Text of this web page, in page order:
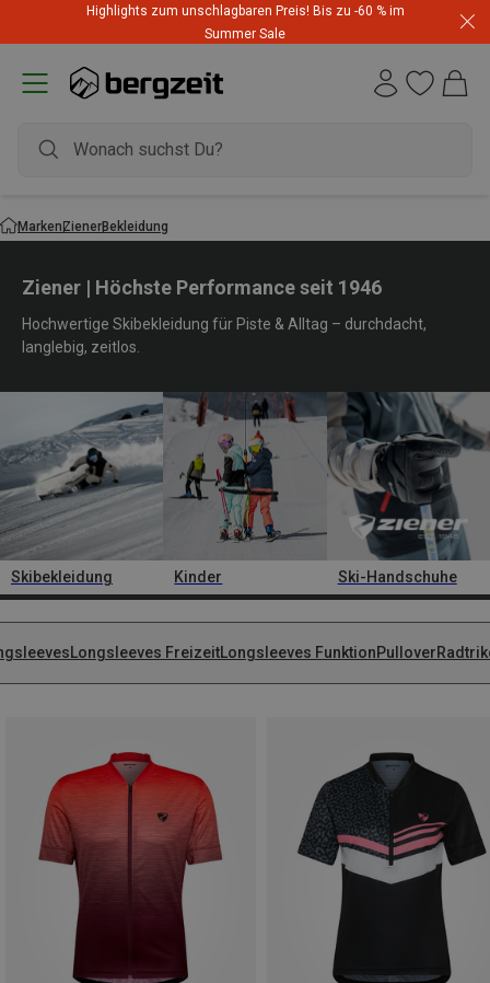
Highlights zum unschlagbaren Preis! Bis zu -60 % im
Summer Sale
MarkenZienerBekleidung
Ziener | Höchste Performance seit 1946
Hochwertige Skibekleidung für Piste & Alltag – durchdacht,
langlebig, zeitlos.
Skibekleidung Kinder Ski-Handschuhe
Longsleeves FreizeitLongsleeves FunktionPullover